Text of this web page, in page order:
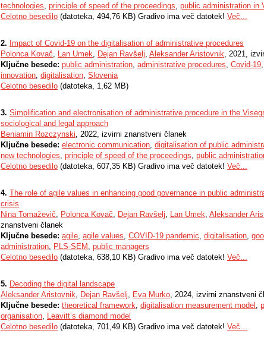
technologies, principle of speed of the proceedings, public administration in
Celotno besedilo (datoteka, 494,76 KB) Gradivo ima več datotek! Več...
2. Impact of Covid-19 on the digitalisation of administrative procedures
Polonca Kovač, Lan Umek, Dejan Ravšelj, Aleksander Aristovnik, 2021,
Ključne besede: public administration, administrative procedures, Covid-19,
innovation, digitalisation, Slovenia
Celotno besedilo (datoteka, 1,62 MB)
3. Simplification and electronisation of administrative procedure in the
sociological and legal approach
Beniamin Rozczynski, 2022, izvirni znanstveni članek
Ključne besede: electronic communication, digitalisation of public
new technologies, principle of speed of the proceedings, public
Celotno besedilo (datoteka, 607,35 KB) Gradivo ima več datotek! Več...
4. The role of agile values in enhancing good governance in public
crisis
Nina Tomaževič, Polonca Kovač, Dejan Ravšelj, Lan Umek, Aleksander
znanstveni članek
Ključne besede: agile, agile values, COVID-19 pandemic, digitalisation,
administration, PLS-SEM , public managers
Celotno besedilo (datoteka, 638,10 KB) Gradivo ima več datotek! Več...
5. Decoding the digital landscape
Aleksander Aristovnik, Dejan Ravšelj, Eva Murko, 2024, izvirni znanstveni
Ključne besede: theoretical framework, digitalisation measurement model ,
organisation, Leavitt’s diamond model
Celotno besedilo (datoteka, 701,49 KB) Gradivo ima več datotek! Več...